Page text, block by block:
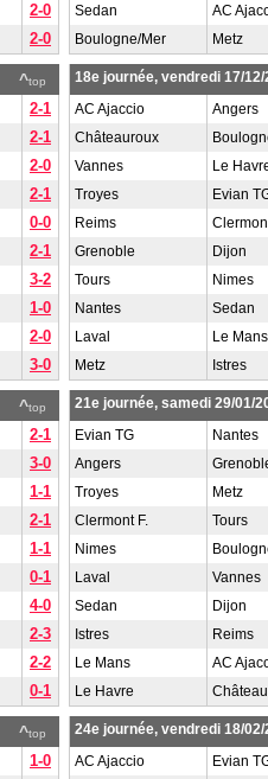
2-0
2-0
Sedan
AC
Boulogne/Mer
Metz
^top
2-1
2-1
2-0
2-1
0-0
2-1
3-2
1-0
2-0
3-0
18e journée, vendredi 17/12/
AC Ajaccio
Angers
Châteauroux
Vannes
Le
Troyes
Evian
Reims
Grenoble
Dijon
Tours
Nimes
Nantes
Sedan
Laval
Le Mans
Metz
Istres
^top
2-1
3-0
1-1
2-1
1-1
0-1
4-0
2-3
2-2
0-1
21e journée, samedi 29/01/
Evian TG
Nantes
Angers
Troyes
Metz
Clermont F.
Tours
Nimes
Laval
Vannes
Sedan
Dijon
Istres
Reims
Le Mans
AC
Le Havre
^top
1-0
24e journée, vendredi 18/02/
AC Ajaccio
Evian